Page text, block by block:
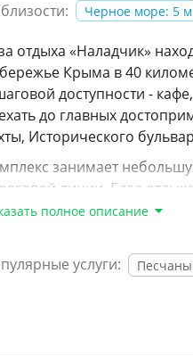
Черное море: 5 м
отдыха «Наладчик»
Крыма в 40
доступности -
до главных
Исторического
занимает
линии. База
в каждом из
базе отдыха работает
дня, также
полное описание
услуги: